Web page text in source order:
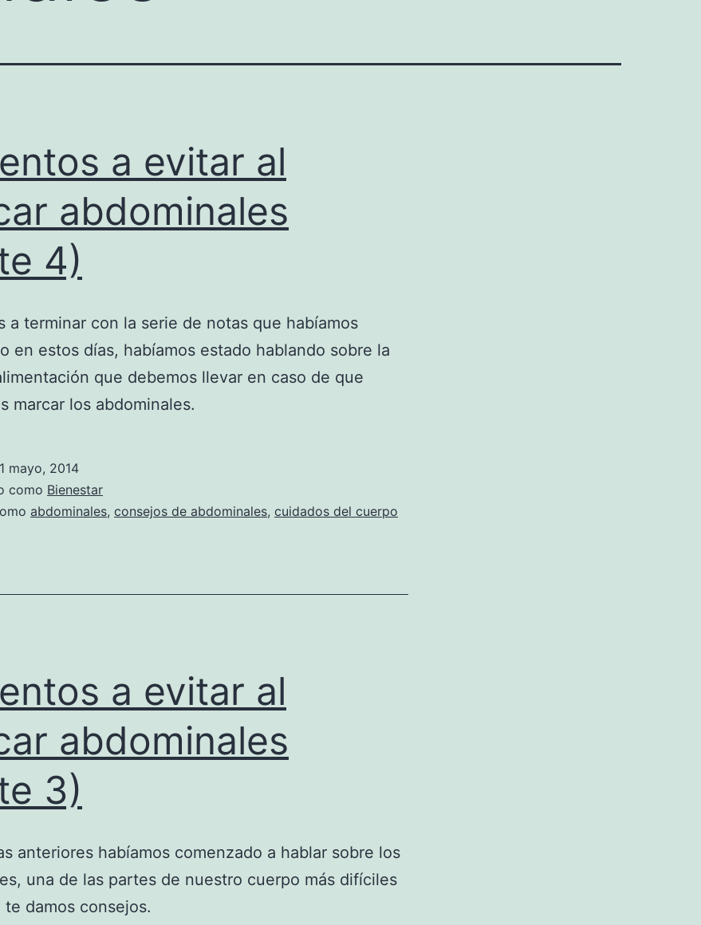
a evitar al
abdominales
4)
a terminar con la serie de notas que habíamos
en estos días, habíamos estado hablando sobre la
que debemos llevar en caso de que
marcar los abdominales.
1 mayo, 2014
como Bienestar
abdominales, consejos de abdominales, cuidados del cuerpo
a evitar al
abdominales
3)
anteriores habíamos comenzado a hablar sobre los
una de las partes de nuestro cuerpo más difíciles
te damos consejos.